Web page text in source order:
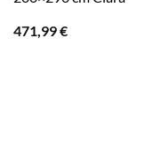
471,99€